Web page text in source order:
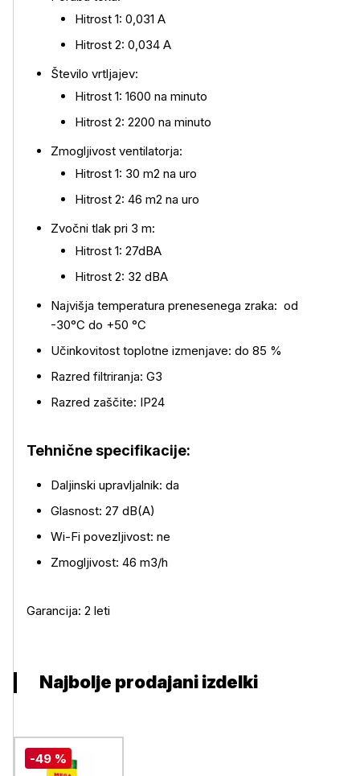
Hitrost 1: 0,031 A
Hitrost 2: 0,034 A
Število vrtljajev:
Hitrost 1: 1600 na minuto
Hitrost 2: 2200 na minuto
Zmogljivost ventilatorja:
Hitrost 1: 30 m2 na uro
Hitrost 2: 46 m2 na uro
Zvočni tlak pri 3 m:
Hitrost 1: 27dBA
Hitrost 2: 32 dBA
Najvišja temperatura prenesenega zraka: od
-30°C do +50 °C
Učinkovitost toplotne izmenjave: do 85 %
Razred filtriranja: G3
Razred zaščite: IP24
Tehnične specifikacije:
Daljinski upravljalnik: da
Glasnost: 27 dB(A)
Wi-Fi povezljivost: ne
Zmogljivost: 46 m3/h
Garancija: 2 leti
Najbolje prodajani izdelki
-49 %